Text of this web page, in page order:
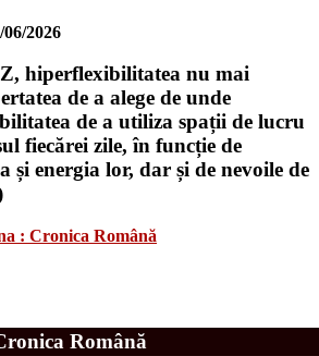
06/2026
hiperflexibilitatea nu mai
de a alege de unde
de a utiliza spații de lucru
fiecărei zile, în funcție de
și energia lor, dar și de nevoile de
: Cronica Română
Română